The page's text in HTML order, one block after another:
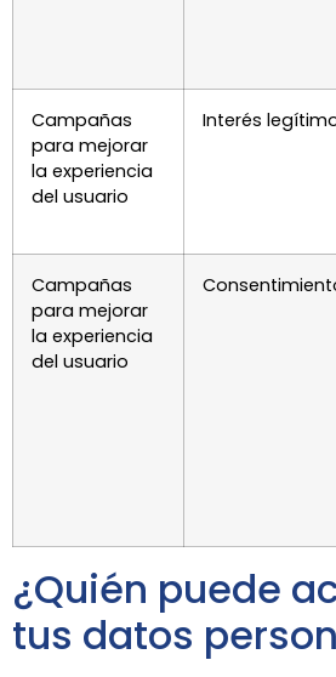
Campañas
para mejorar
la experiencia
del usuario
Interés
Campañas
para mejorar
la experiencia
del usuario
¿Quién puede
tus datos